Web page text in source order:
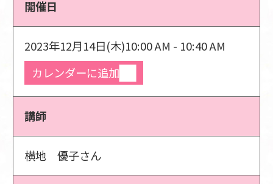
開催日
2023年12月14日(木)10:00 AM - 10:40 AM
カレンダーに追加
講師
横地 優子さん